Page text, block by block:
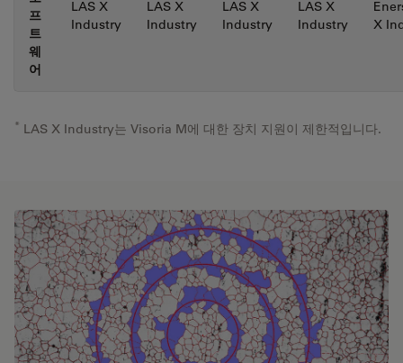
프
트
웨
어
LAS X
Industry
LAS X
Industry
LAS X
Industry
LAS X
Industry
X
* LAS X Industry는 Visoria M에 대한 장치 지원이 제한적입니다.